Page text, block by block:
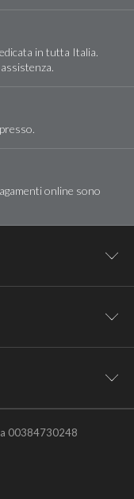
in tutta Italia.
online sono
le novità e
00384730248